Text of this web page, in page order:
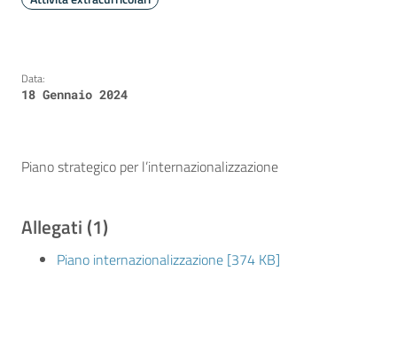
Data:
18 Gennaio 2024
Piano strategico per l’internazionalizzazione
Allegati (1)
Piano internazionalizzazione [374 KB]